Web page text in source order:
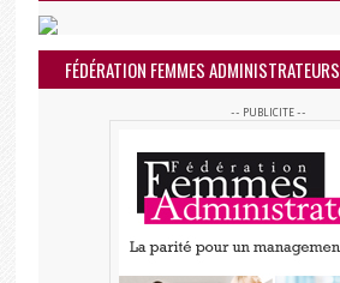
FÉDÉRATION FEMMES ADMINISTRATEURS
-- PUBLICITE --